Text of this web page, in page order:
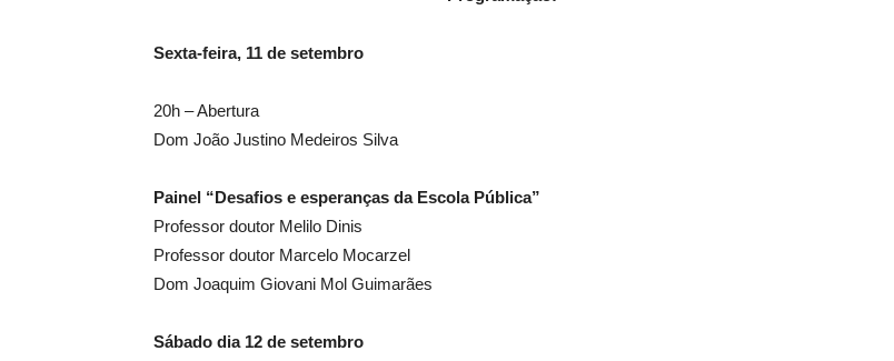
Sexta-feira, 11 de setembro
20h – Abertura
Dom João Justino Medeiros Silva
Painel “Desafios e esperanças da Escola Pública”
Professor doutor Melilo Dinis
Professor doutor Marcelo Mocarzel
Dom Joaquim Giovani Mol Guimarães
Sábado dia 12 de setembro